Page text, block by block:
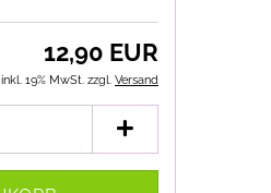
12,90 EUR
inkl. 19% MwSt. zzgl. Versand